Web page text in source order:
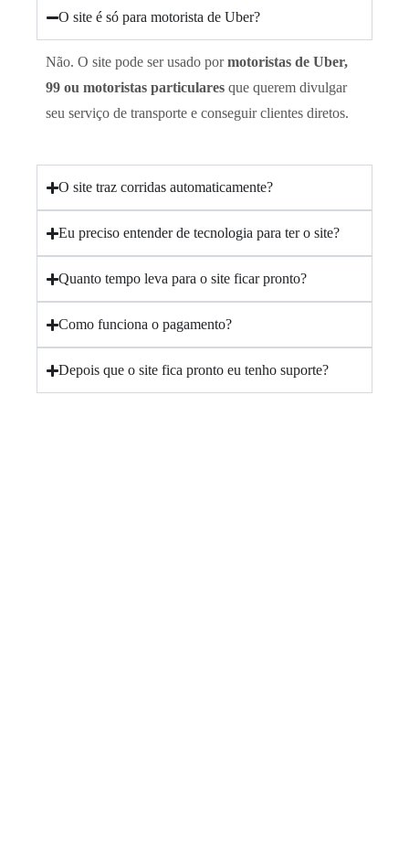
O site é só para motorista de Uber?
Não. O site pode ser usado pormotoristas de Uber,
99 ou motoristas particulares que querem divulgar
seu serviço de transporte e conseguir clientes diretos.
O site traz corridas automaticamente?
Eu preciso entender de tecnologia para ter o site?
Quanto tempo leva para o site ficar pronto?
Como funciona o pagamento?
Depois que o site fica pronto eu tenho suporte?